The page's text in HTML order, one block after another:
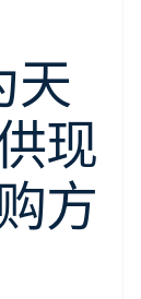
Global
向第三
打款
天
现
方